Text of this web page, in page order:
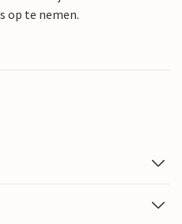
op te nemen.